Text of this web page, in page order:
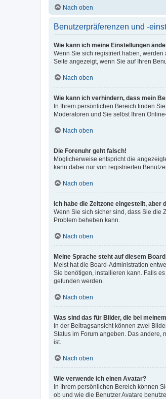
Nach oben
Benutzerpräferenzen und -
Wie kann ich meine Einstellungen
Wenn Sie sich registriert haben,
Seite angezeigt, wenn Sie auf Ihren
Nach oben
Wie kann ich verhindern, dass mein
In Ihrem persönlichen Bereich finden
Moderatoren und Sie selbst Ihren
Nach oben
Die Forenuhr geht falsch!
Möglicherweise entspricht die
kann dabei nur von registrierten
Nach oben
Ich habe die Zeitzone eingestellt, aber
Wenn Sie sich sicher sind, dass Sie die
Problem beheben kann.
Nach oben
Meine Sprache steht auf diesem
Meist hat die Board-Administration
Sie benötigen, installieren kann. Falls
gefunden werden.
Nach oben
Was sind das für Bilder, die bei
In der Beitragsansicht können zwei
Status im Forum angeben. Das andere,
ist.
Nach oben
Wie verwende ich einen Avatar?
In Ihrem persönlichen Bereich können
ob und wie die Benutzer Avatare